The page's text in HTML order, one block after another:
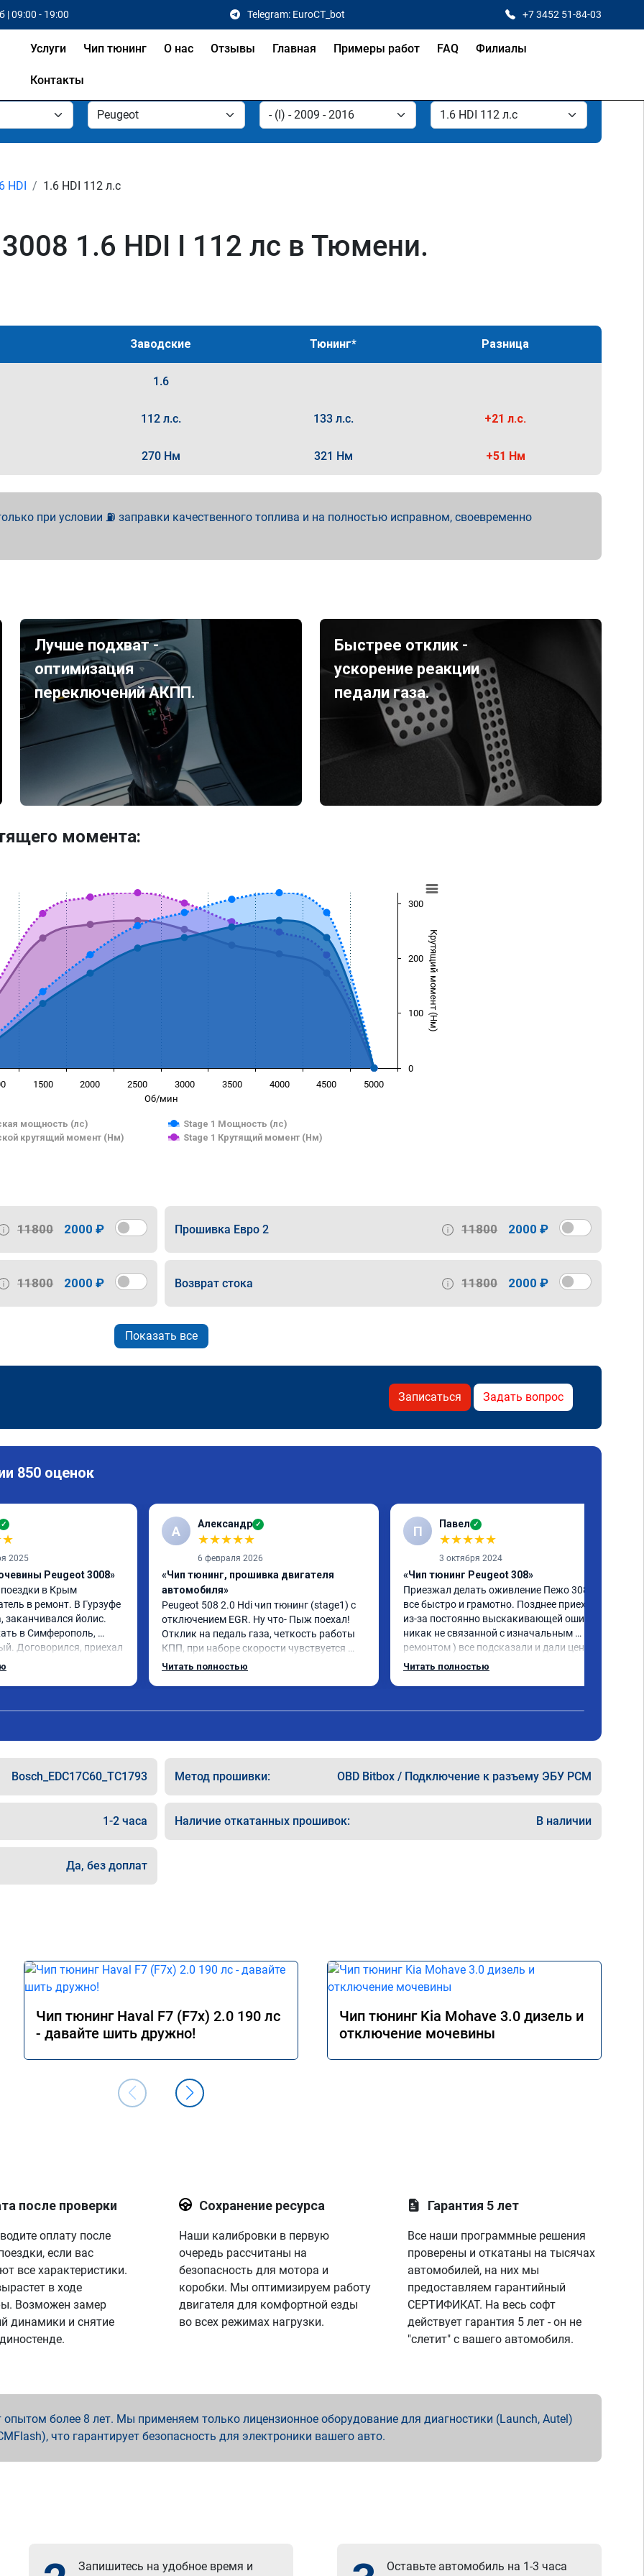
| 09:00 - 19:00 Telegram: EuroCT_bot +7 3452 51-84-03
Услуги Чип тюнинг О нас Отзывы Главная Примеры работ FAQ Филиалы
Контакты
HDI 1.6 HDI 112 л.с
1.6 HDI I 112 лс в Тюмени.
Заводские Тюнинг* Разница
1.6
112 л.с. 133 л.с. +21 л.с.
270 Нм 321 Нм +51 Нм
при условии ⛽ заправки качественного топлива и на полностью исправном, своевременно
Лучше подхват -
оптимизация
переключений АКПП.
Быстрее отклик -
ускорение реакции
педали газа.
момента:
Об/мин
Крутящий момент (Нм)
мощность (лс)
Stage 1 Мощность (лс)
крутящий момент (Нм)
Stage 1 Крутящий момент (Нм)
1500 2000 2500 3000 3500 4000 4500 5000
0
100
200
300
11800 2000 ₽ Прошивка Евро 2 11800 2000 ₽
11800 2000 ₽ Возврат стока 11800 2000 ₽
Показать все
Записаться Задать вопрос
850 оценок
✓
★
2025
Peugeot 3008»
в Крым
в ремонт. В Гурзуфе
заканчивался йолис.
в Симферополь,
Договорился, приехал
4-х часов удалили,
чёрный дым при пуске
нажатии на педаль
А Александр ✓
★★★★★
6 февраля 2026
«Чип тюнинг, прошивка двигателя
автомобиля»
Peugeot 508 2.0 Hdi чип тюнинг (stage1) с
отключением EGR. Ну что- Пыж поехал!
Отклик на педаль газа, четкость работы
КПП, при наборе скорости чувствуется
солидный запас мощности. Ребята
Читать полностью
П Павел ✓
★★★★★
3 октября 2024
«Чип тюнинг Peugeot 308»
Приезжал делать оживление Пежо 308,
все быстро и грамотно. Позднее приехал
из-за постоянно выскакивающей ошибки(
никак не связанной с изначальным
ремонтом ) все подсказали и дали ценные
указания как поступить. Категорически
Читать полностью
Bosch_EDC17C60_TC1793 Метод прошивки: OBD Bitbox / Подключение к разъему ЭБУ PCM
1-2 часа Наличие откатанных прошивок: В наличии
Да, без доплат
Чип тюнинг Haval F7 (F7x) 2.0 190 лс
- давайте шить дружно!
Чип тюнинг Kia Mohave 3.0 дизель и
отключение мочевины
после проверки
оплату после
если вас
все характеристики.
в ходе
Возможен замер
динамики и снятие
Сохранение ресурса
Наши калибровки в первую
очередь рассчитаны на
безопасность для мотора и
коробки. Мы оптимизируем работу
двигателя для комфортной езды
во всех режимах нагрузки.
Гарантия 5 лет
Все наши программные решения
проверены и откатаны на тысячах
автомобилей, на них мы
предоставляем гарантийный
СЕРТИФИКАТ. На весь софт
действует гарантия 5 лет - он не
"слетит" с вашего автомобиля.
более 8 лет. Мы применяем только лицензионное оборудование для диагностики (Launch, Autel)
что гарантирует безопасность для электроники вашего авто.
Запишитесь на удобное время и Оставьте автомобиль на 1-3 часа